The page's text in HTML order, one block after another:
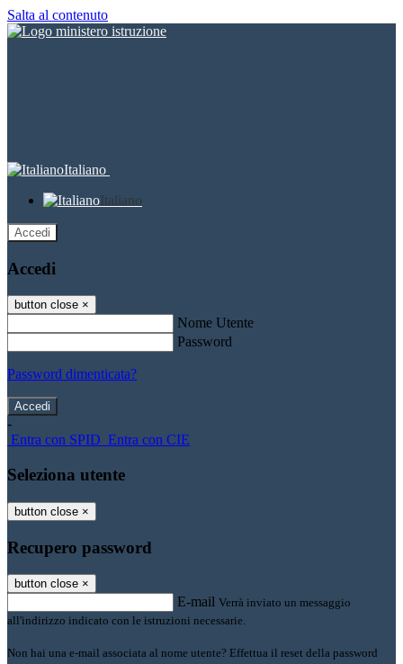
Salta al contenuto
Italiano
Italiano
Accedi
Accedi
button close ×
Nome Utente
Password
Password dimenticata?
-
Entra con SPID Entra con CIE
Seleziona utente
button close ×
Recupero password
button close ×
E-mail Verrà inviato un messaggio
all'indirizzo indicato con le istruzioni necessarie.
Non hai una e-mail associata al nome utente? Effettua il reset della password